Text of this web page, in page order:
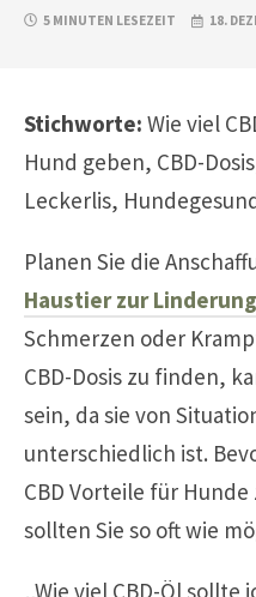
5 MINUTEN LESEZEIT 18.
Stichworte: Wie viel
Hund geben, CBD-
Leckerlis,
Planen Sie die
Haustier zur Linderung
Schmerzen oder
CBD-Dosis zu finden,
sein, da sie von
unterschiedlich ist.
CBD Vorteile für
sollten Sie so oft wie
„Wie viel CBD-Öl sollte